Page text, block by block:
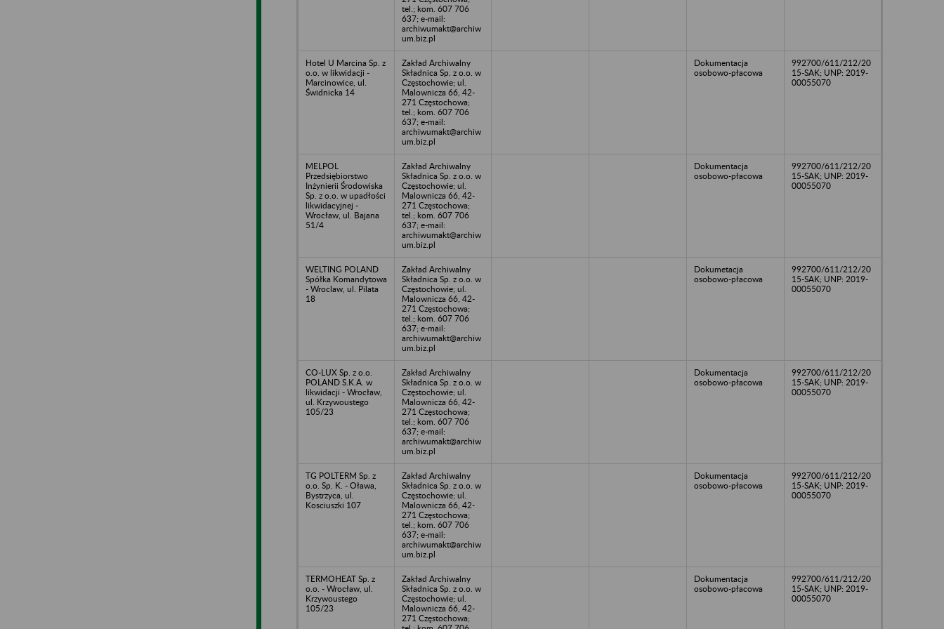
tel.; kom. 607 706
637; e-mail:
archiwumakt@archiw
um.biz.pl
Hotel U Marcina Sp. z
o.o. w likwidacji -
Marcinowice, ul.
Świdnicka 14
Zakład Archiwalny
Składnica Sp. z o.o. w
Częstochowie; ul.
Malownicza 66, 42-
271 Częstochowa;
tel.; kom. 607 706
637; e-mail:
archiwumakt@archiw
um.biz.pl
Dokumentacja
osobowo-płacowa
992700/611/212/20
15-SAK; UNP: 2019-
00055070
MELPOL
Przedsiębiorstwo
Inżynierii Środowiska
Sp. z o.o. w upadłości
likwidacyjnej -
Wrocław, ul. Bajana
51/4
Zakład Archiwalny
Składnica Sp. z o.o. w
Częstochowie; ul.
Malownicza 66, 42-
271 Częstochowa;
tel.; kom. 607 706
637; e-mail:
archiwumakt@archiw
um.biz.pl
Dokumentacja
osobowo-płacowa
992700/611/212/20
15-SAK; UNP: 2019-
00055070
WELTING POLAND
Spółka Komandytowa
- Wroclaw, ul. Pilata
18
Zakład Archiwalny
Składnica Sp. z o.o. w
Częstochowie; ul.
Malownicza 66, 42-
271 Częstochowa;
tel.; kom. 607 706
637; e-mail:
archiwumakt@archiw
um.biz.pl
Dokumetacja
osobowo-płacowa
992700/611/212/20
15-SAK; UNP: 2019-
00055070
CO-LUX Sp. z o.o.
POLAND S.K.A. w
likwidacji - Wrocław,
ul. Krzywoustego
105/23
Zakład Archiwalny
Składnica Sp. z o.o. w
Częstochowie; ul.
Malownicza 66, 42-
271 Częstochowa;
tel.; kom. 607 706
637; e-mail:
archiwumakt@archiw
um.biz.pl
Dokumentacja
osobowo-płacowa
992700/611/212/20
15-SAK; UNP: 2019-
00055070
TG POLTERM Sp. z
o.o. Sp. K. - Oława,
Bystrzyca, ul.
Kosciuszki 107
Zakład Archiwalny
Składnica Sp. z o.o. w
Częstochowie; ul.
Malownicza 66, 42-
271 Częstochowa;
tel.; kom. 607 706
637; e-mail:
archiwumakt@archiw
um.biz.pl
Dokumentacja
osobowo-płacowa
992700/611/212/20
15-SAK; UNP: 2019-
00055070
TERMOHEAT Sp. z
o.o. - Wrocław, ul.
Krzywoustego
105/23
Zakład Archiwalny
Składnica Sp. z o.o. w
Częstochowie; ul.
Malownicza 66, 42-
271 Częstochowa;
Dokumentacja
osobowo-płacowa
992700/611/212/20
15-SAK; UNP: 2019-
00055070